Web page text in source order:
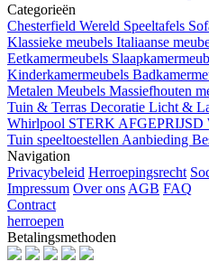
Categorieën
Chesterfield Wereld Speeltafels
Klassieke meubels Italiaanse
Eetkamermeubels
Kinderkamermeubels
Metalen Meubels Massiefhouten
Tuin & Terras Decoratie Licht &
Whirlpool STERK AFGEPRIJSD
Tuin speeltoestellen Aanbieding
Navigation
Privacybeleid Herroepingsrecht
Impressum Over ons AGB FAQ
Contract
herroepen
Betalingsmethoden